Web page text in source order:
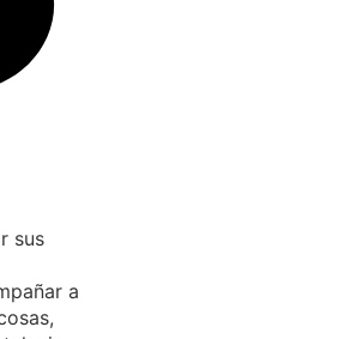
sus
a